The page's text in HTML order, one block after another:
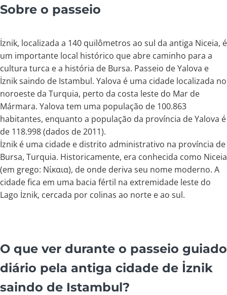
Sobre o passeio
İznik, localizada a 140 quilômetros ao sul da antiga Niceia, é
um importante local histórico que abre caminho para a
cultura turca e a história de Bursa. Passeio de Yalova e
İznik saindo de Istambul. Yalova é uma cidade localizada no
noroeste da Turquia, perto da costa leste do Mar de
Mármara. Yalova tem uma população de 100.863
habitantes, enquanto a população da província de Yalova é
de 118.998 (dados de 2011).
İznik é uma cidade e distrito administrativo na província de
Bursa, Turquia. Historicamente, era conhecida como Niceia
(em grego: Νίκαια), de onde deriva seu nome moderno. A
cidade fica em uma bacia fértil na extremidade leste do
Lago İznik, cercada por colinas ao norte e ao sul.
O que ver durante o passeio guiado
diário pela antiga cidade de İznik
saindo de Istambul?